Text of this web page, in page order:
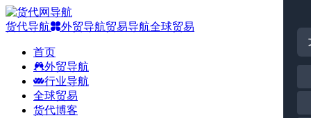
货代导航 外贸导航贸易导航全球贸易
首页
外贸导航
行业导航
全球贸易
货代博客